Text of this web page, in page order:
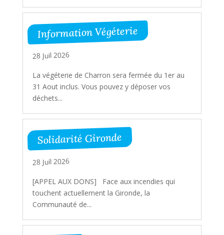
Information Végéterie
28 Juil 2026
La végéterie de Charron sera fermée du 1er au
31 Aout inclus. Vous pouvez y déposer vos
déchets...
Solidarité Gironde
28 Juil 2026
[APPEL AUX DONS] Face aux incendies qui
touchent actuellement la Gironde, la
Communauté de...